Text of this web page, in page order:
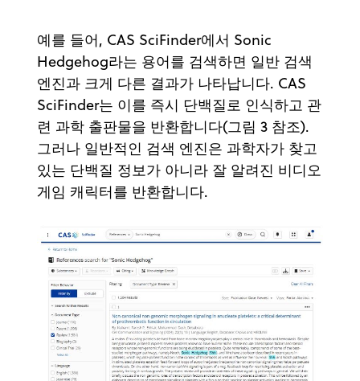
예를 들어, CAS SciFinder에서 Sonic
Hedgehog라는 용어를 검색하면 일반 검색
엔진과 크게 다른 결과가 나타납니다. CAS
SciFinder는 이를 즉시 단백질로 인식하고 관
련 과학 출판물을 반환합니다(그림 3 참조).
그러나 일반적인 검색 엔진은 과학자가 찾고
있는 단백질 정보가 아니라 잘 알려진 비디오
게임 캐릭터를 반환합니다.